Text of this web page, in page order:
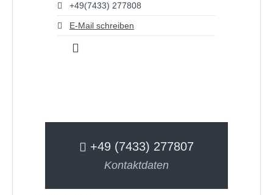
+49(7433) 277808
E-Mail schreiben
+49 (7433) 277807
Kontaktdaten